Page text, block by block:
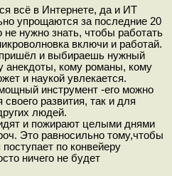
всё в Интернете, да и ИТ
упрощаются за последние 20
не нужно знать, чтобы работать
включи и работай.
пришёл и выбираешь нужный
анекдоты, кому романы, кому
и наукой увлекается.
инструмент -его можно
своего развития, так и для
людей.
и пожирают целыми днями
Это равносильно тому,чтобы
по конвейеру
ничего не будет